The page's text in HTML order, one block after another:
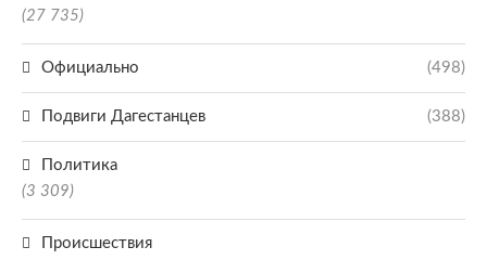
(27 735)
Официально (498)
Подвиги Дагестанцев (388)
Политика
(3 309)
Происшествия